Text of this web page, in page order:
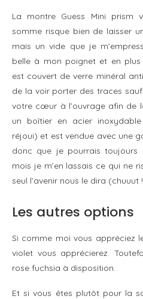
La montre Guess Mini prism
somme risque bien de laisser
mais un vide que je
belle à mon poignet et en plus
est couvert de verre minéral
de la voir porter des traces
votre cœur à l’ouvrage afin de
un boîtier en acier
réjoui) et est vendue avec une
donc que je pourrais toujours
mois je m’en lassais ce qui ne
seul l’avenir nous le dira (chuuut
Les autres options
Si comme moi vous appréciez
violet vous apprécierez.
rose fuchsia à disposition.
Et si vous êtes plutôt pour la